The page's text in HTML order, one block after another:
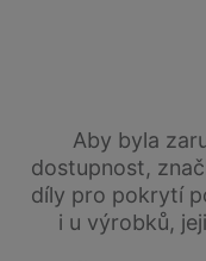
Aby byla
dostupnost,
díly pro pokrytí
i u výrobků,